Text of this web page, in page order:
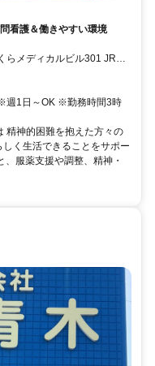
看護＆働きやすい環境
あ
週1日～OK ※勤務時間3時
精神的困難を抱えた方々の
く生活できることをサポー
、服薬支援や調整、精神・